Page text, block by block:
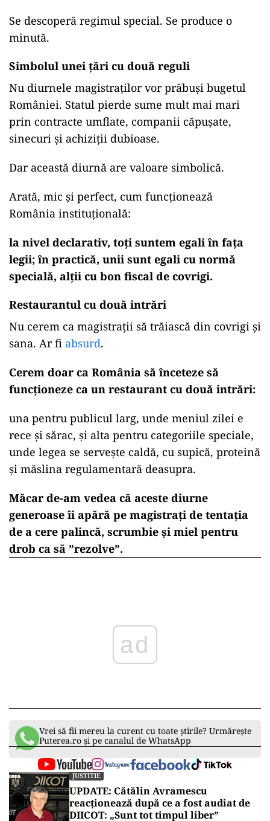
Se descoperă regimul special. Se produce o
minută.
Simbolul unei țări cu două reguli
Nu diurnele magistraților vor prăbuși bugetul
României. Statul pierde sume mult mai mari
prin contracte umflate, companii căpușate,
sinecuri și achiziții dubioase.
Dar această diurnă are valoare simbolică.
Arată, mic și perfect, cum funcționează
România instituțională:
la nivel declarativ, toți suntem egali în fața
legii; în practică, unii sunt egali cu normă
specială, alții cu bon fiscal de covrigi.
Restaurantul cu două intrări
Nu cerem ca magistrații să trăiască din covrigi și
sana. Ar fi absurd.
Cerem doar ca România să înceteze să
funcționeze ca un restaurant cu două intrări:
una pentru publicul larg, unde meniul zilei e
rece și sărac, și alta pentru categoriile speciale,
unde legea se servește caldă, cu supică, proteină
și măslina regulamentară deasupra.
Măcar de-am vedea că aceste diurne
generoase îi apără pe magistrați de tentația
de a cere palincă, scrumbie și miel pentru
drob ca să ”rezolve”.
ad
Vrei să fii mereu la curent cu toate știrile? Urmărește
Puterea.ro și pe canalul de WhatsApp
JUSTITIE
UPDATE: Cătălin Avramescu
reacționează după ce a fost audiat de
DIICOT: „Sunt tot timpul liber”